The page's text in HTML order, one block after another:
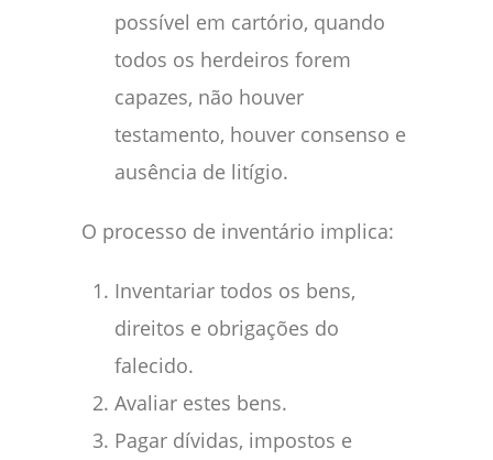
possível em cartório, quando
todos os herdeiros forem
capazes, não houver
testamento, houver consenso e
ausência de litígio.
O processo de inventário implica:
Inventariar todos os bens,
direitos e obrigações do
falecido.
Avaliar estes bens.
Pagar dívidas, impostos e